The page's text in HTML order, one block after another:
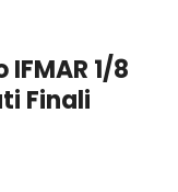
1/8
Finali